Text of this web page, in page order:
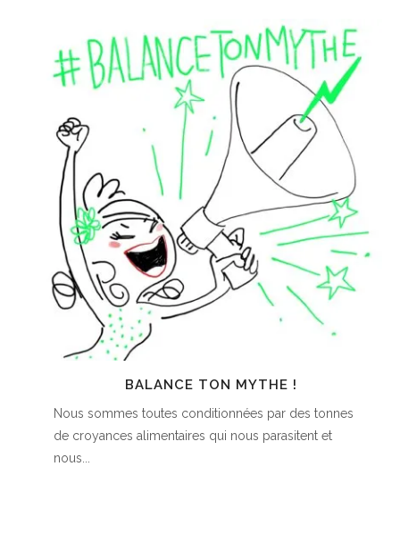
BALANCE TON MYTHE !
Nous sommes toutes conditionnées par des tonnes
de croyances alimentaires qui nous parasitent et
nous...